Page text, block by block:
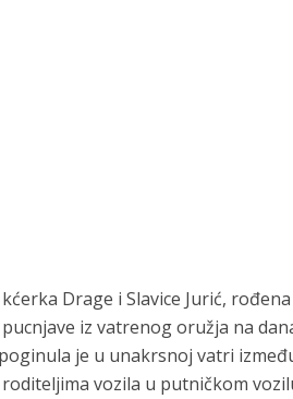
Drage i Slavice Jurić,
iz vatrenog oružja na
je u unakrsnoj vatri
vozila u putničkom